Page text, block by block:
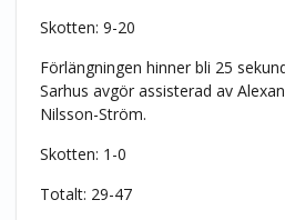
Skotten: 9-20
Förlängningen hinner bli 25
Sarhus avgör assisterad av
Nilsson-Ström.
Skotten: 1-0
Totalt: 29-47